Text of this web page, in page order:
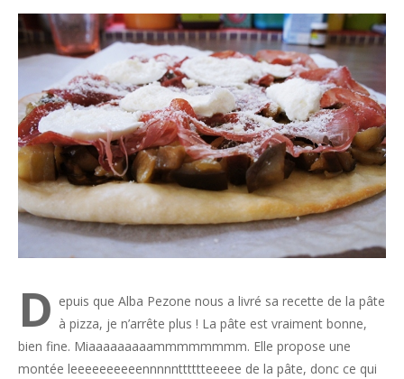
D epuis que Alba Pezone nous a livré sa recette de la pâte
à pizza, je n’arrête plus ! La pâte est vraiment bonne,
bien fine. Miaaaaaaaaammmmmmmm. Elle propose une
montée leeeeeeeeeennnnntttttteeeee de la pâte, donc ce qui